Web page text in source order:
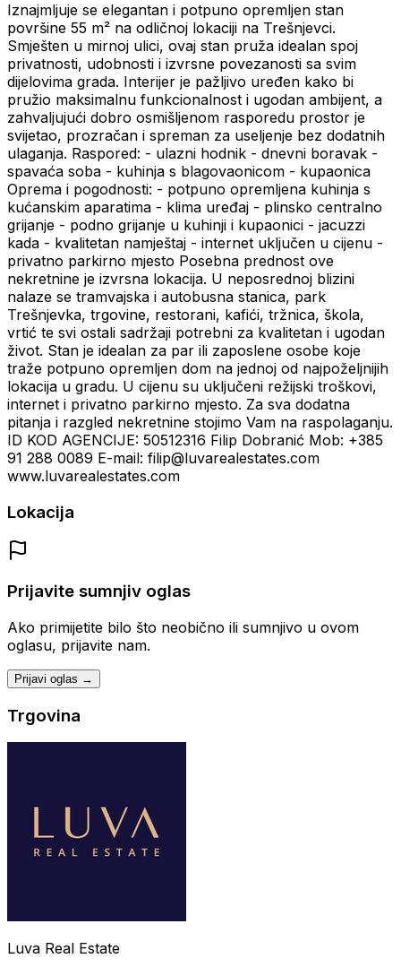
Iznajmljuje se elegantan i potpuno opremljen stan
površine 55 m² na odličnoj lokaciji na Trešnjevci.
Smješten u mirnoj ulici, ovaj stan pruža idealan spoj
privatnosti, udobnosti i izvrsne povezanosti sa svim
dijelovima grada. Interijer je pažljivo uređen kako bi
pružio maksimalnu funkcionalnost i ugodan ambijent, a
zahvaljujući dobro osmišljenom rasporedu prostor je
svijetao, prozračan i spreman za useljenje bez dodatnih
ulaganja. Raspored: - ulazni hodnik - dnevni boravak -
spavaća soba - kuhinja s blagovaonicom - kupaonica
Oprema i pogodnosti: - potpuno opremljena kuhinja s
kućanskim aparatima - klima uređaj - plinsko centralno
grijanje - podno grijanje u kuhinji i kupaonici - jacuzzi
kada - kvalitetan namještaj - internet uključen u cijenu -
privatno parkirno mjesto Posebna prednost ove
nekretnine je izvrsna lokacija. U neposrednoj blizini
nalaze se tramvajska i autobusna stanica, park
Trešnjevka, trgovine, restorani, kafići, tržnica, škola,
vrtić te svi ostali sadržaji potrebni za kvalitetan i ugodan
život. Stan je idealan za par ili zaposlene osobe koje
traže potpuno opremljen dom na jednoj od najpoželjnijih
lokacija u gradu. U cijenu su uključeni režijski troškovi,
internet i privatno parkirno mjesto. Za sva dodatna
pitanja i razgled nekretnine stojimo Vam na raspolaganju.
ID KOD AGENCIJE: 50512316 Filip Dobranić Mob: +385
91 288 0089 E-mail: filip@luvarealestates.com
www.luvarealestates.com
Lokacija
Prijavite sumnjiv oglas
Ako primijetite bilo što neobično ili sumnjivo u ovom
oglasu, prijavite nam.
Prijavi oglas →
Trgovina
Luva Real Estate